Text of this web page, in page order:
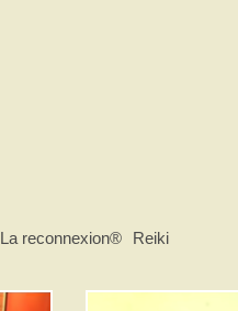
La reconnexion® Reiki